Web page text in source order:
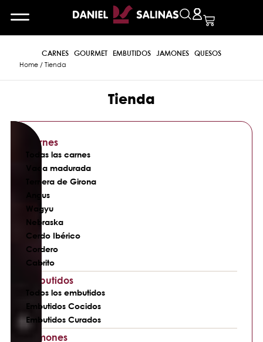
CARNES GOURMET EMBUTIDOS JAMONES QUESOS
Home/ Tienda
Tienda
Carnes
Todas las carnes
Vaca madurada
Ternera de Girona
Angus
Wagyu
Nebraska
Cerdo Ibérico
Cordero
Cabrito
Embutidos
Todos los embutidos
Embutidos Cocidos
Embutidos Curados
Jamones